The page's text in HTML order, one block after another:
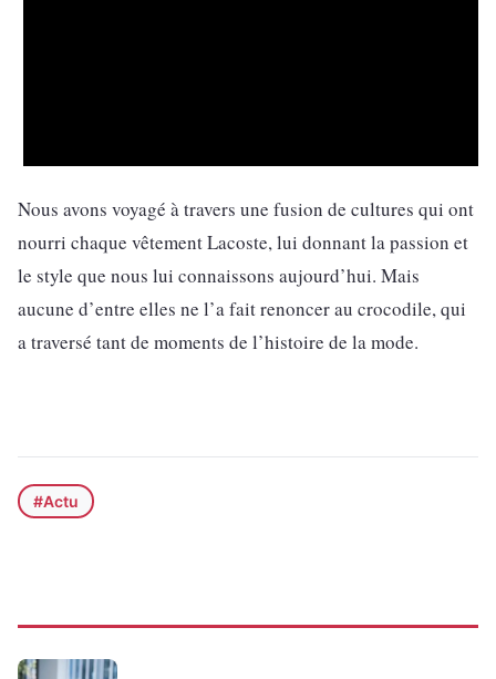
Nous avons voyagé à travers une fusion de cultures qui ont
nourri chaque vêtement Lacoste, lui donnant la passion et
le style que nous lui connaissons aujourd’hui. Mais
aucune d’entre elles ne l’a fait renoncer au crocodile, qui
a traversé tant de moments de l’histoire de la mode.
#Actu